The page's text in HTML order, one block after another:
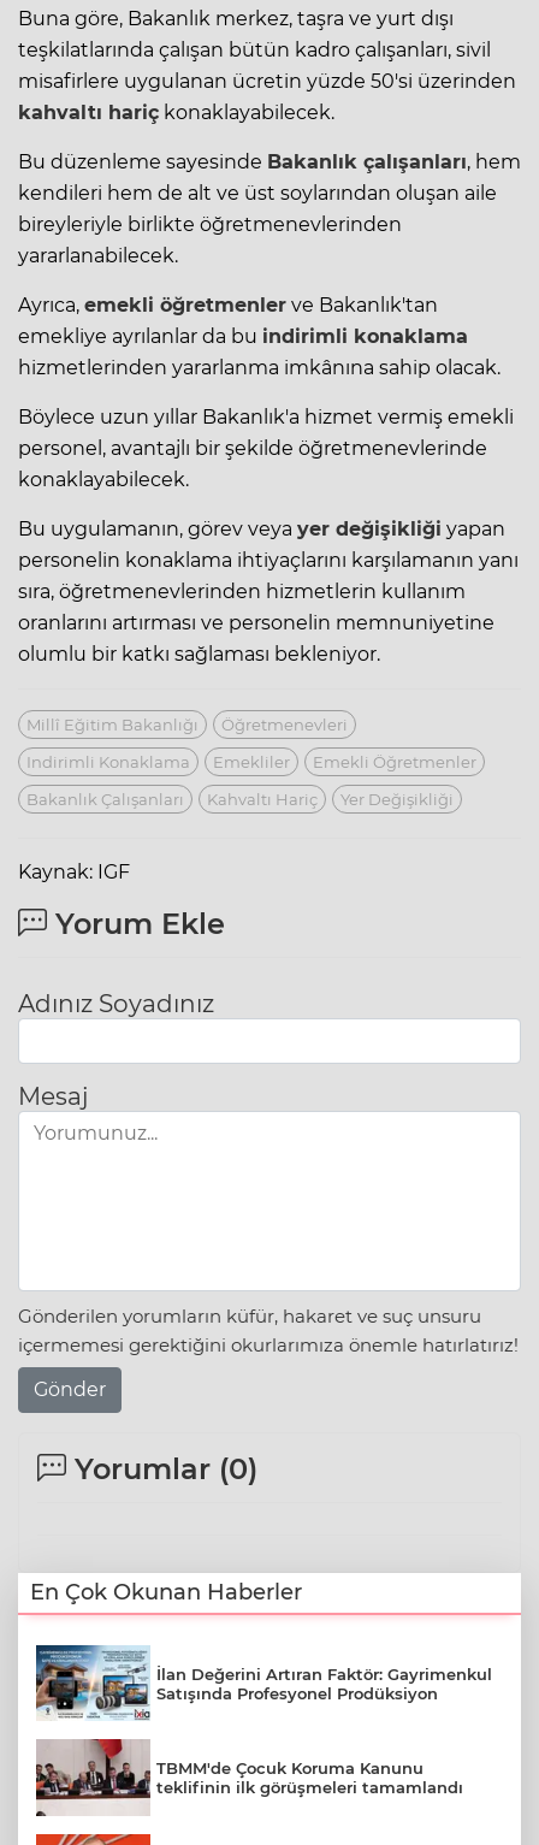
Buna göre, Bakanlık merkez, taşra ve yurt dışı
teşkilatlarında çalışan bütün kadro çalışanları, sivil
misafirlere uygulanan ücretin yüzde 50'si üzerinden
kahvaltı hariç konaklayabilecek.
Bu düzenleme sayesinde Bakanlık çalışanları, hem
kendileri hem de alt ve üst soylarından oluşan aile
bireyleriyle birlikte öğretmenevlerinden
yararlanabilecek.
Ayrıca, emekli öğretmenler ve Bakanlık'tan
emekliye ayrılanlar da bu indirimli konaklama
hizmetlerinden yararlanma imkânına sahip olacak.
Böylece uzun yıllar Bakanlık'a hizmet vermiş emekli
personel, avantajlı bir şekilde öğretmenevlerinde
konaklayabilecek.
Bu uygulamanın, görev veya yer değişikliği yapan
personelin konaklama ihtiyaçlarını karşılamanın yanı
sıra, öğretmenevlerinden hizmetlerin kullanım
oranlarını artırması ve personelin memnuniyetine
olumlu bir katkı sağlaması bekleniyor.
Millî Eğitim Bakanlığı
Öğretmenevleri
Indirimli Konaklama
Emekliler
Emekli Öğretmenler
Bakanlık Çalışanları
Kahvaltı Hariç Yer Değişikliği
Kaynak: IGF
Yorum Ekle
Adınız Soyadınız
Mesaj
Gönderilen yorumların küfür, hakaret ve suç unsuru
içermemesi gerektiğini okurlarımıza önemle hatırlatırız!
Gönder
Yorumlar (0)
En Çok Okunan Haberler
İlan Değerini Artıran Faktör: Gayrimenkul
Satışında Profesyonel Prodüksiyon
TBMM'de Çocuk Koruma Kanunu
teklifinin ilk görüşmeleri tamamlandı